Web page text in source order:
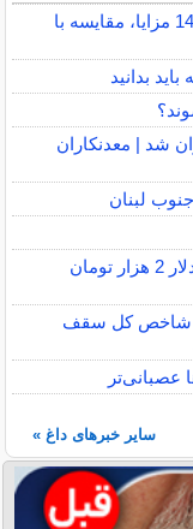
نرم‌افزار حسابداری ابری چیست؟ + جدول 1405 مزایا، مقایسه با
۸ هزار درصد گران شد | معدنکاران
لبنان
بازار طلا با لیدری طلای جهانی صعودی شد | دلار 2 هزار تومان
بورس امروز چهارشنبه 14 مرداد 1405 / شاخص کل سقف
عصبانی‌تر
سایر خبرهای داغ »